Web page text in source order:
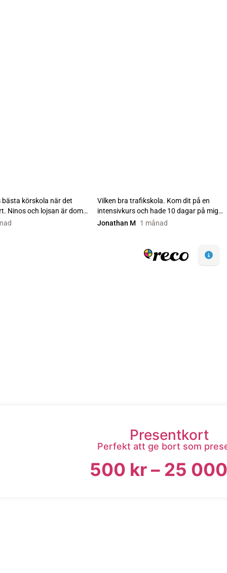
Presentkort
Perfekt att ge bort som
500 kr– 25